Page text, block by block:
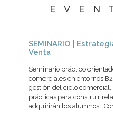
SEMINARIO |
Venta
Seminario práctico
comerciales en entornos
gestión del ciclo
prácticas para construir
adquirirán los alumnos